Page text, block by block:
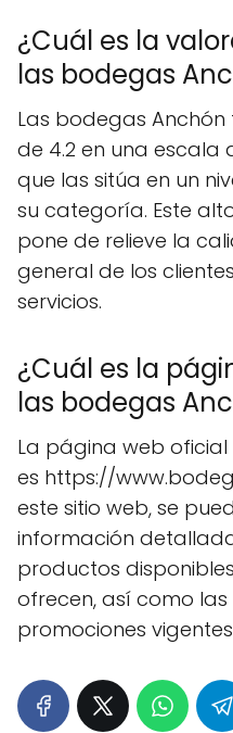
¿Cuál es la
las bodegas
Las bodegas
de 4.2 en una escala
que las sitúa en un
su categoría. Este
pone de relieve la
general de los
servicios.
¿Cuál es la
las bodegas
La página web
es https://
este sitio web, se
información
productos
ofrecen, así como
promociones